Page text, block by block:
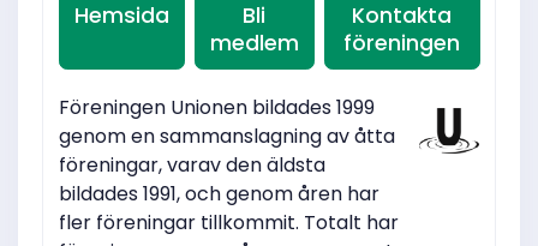
Hemsida
Bli
medlem
Kontakta
föreningen
Föreningen Unionen bildades 1999
genom en sammanslagning av åtta
föreningar, varav den äldsta
bildades 1991, och genom åren har
fler föreningar tillkommit. Totalt har